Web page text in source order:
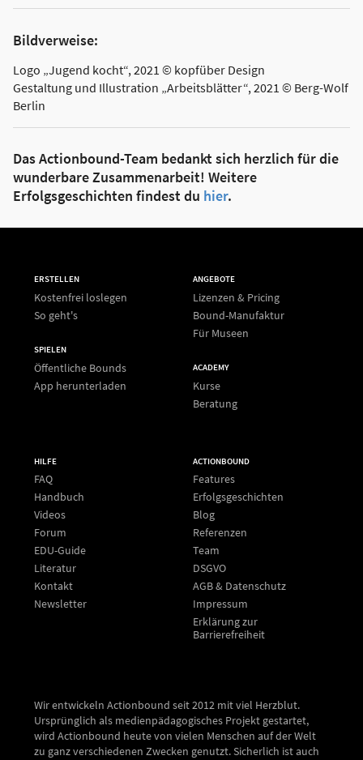
Bildverweise:
Logo „Jugend kocht“, 2021 © kopfüber Design
Gestaltung und Illustration „Arbeitsblätter“, 2021 © Berg-Wolf
Berlin
Das Actionbound-Team bedankt sich herzlich für die
wunderbare Zusammenarbeit! Weitere
Erfolgsgeschichten findest du hier.
ERSTELLEN
Kostenfrei loslegen
So geht's
SPIELEN
Öffentliche Bounds
App herunterladen
ANGEBOTE
Lizenzen & Pricing
Bound-Manufaktur
Für Museen
ACADEMY
Kurse
Beratung
HILFE
FAQ
Handbuch
Videos
Forum
EDU-Guide
Literatur
Kontakt
Newsletter
ACTIONBOUND
Features
Erfolgsgeschichten
Blog
Referenzen
Team
DSGVO
AGB & Datenschutz
Impressum
Erklärung zur
Barrierefreiheit
Wir entwickeln Actionbound seit 2012 mit viel Herzblut.
Ursprünglich als medienpädagogisches Projekt gestartet,
wird Actionbound heute von vielen Menschen auf der Welt
zu ganz verschiedenen Zwecken genutzt. Sicherlich ist auch